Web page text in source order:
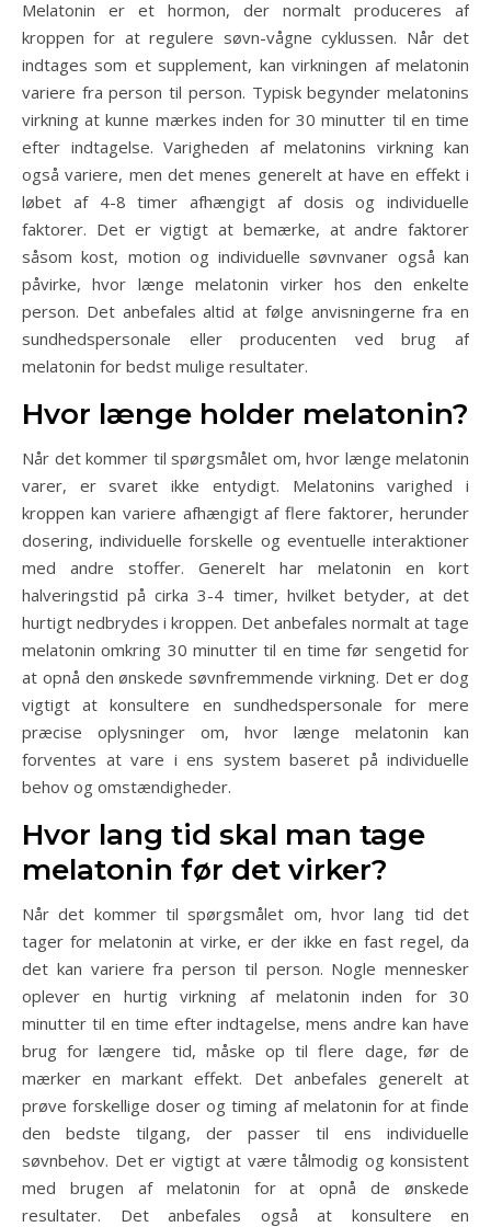
Melatonin er et hormon, der normalt produceres af
kroppen for at regulere søvn-vågne cyklussen. Når det
indtages som et supplement, kan virkningen af melatonin
variere fra person til person. Typisk begynder melatonins
virkning at kunne mærkes inden for 30 minutter til en time
efter indtagelse. Varigheden af melatonins virkning kan
også variere, men det menes generelt at have en effekt i
løbet af 4-8 timer afhængigt af dosis og individuelle
faktorer. Det er vigtigt at bemærke, at andre faktorer
såsom kost, motion og individuelle søvnvaner også kan
påvirke, hvor længe melatonin virker hos den enkelte
person. Det anbefales altid at følge anvisningerne fra en
sundhedspersonale eller producenten ved brug af
melatonin for bedst mulige resultater.
Hvor længe holder melatonin?
Når det kommer til spørgsmålet om, hvor længe melatonin
varer, er svaret ikke entydigt. Melatonins varighed i
kroppen kan variere afhængigt af flere faktorer, herunder
dosering, individuelle forskelle og eventuelle interaktioner
med andre stoffer. Generelt har melatonin en kort
halveringstid på cirka 3-4 timer, hvilket betyder, at det
hurtigt nedbrydes i kroppen. Det anbefales normalt at tage
melatonin omkring 30 minutter til en time før sengetid for
at opnå den ønskede søvnfremmende virkning. Det er dog
vigtigt at konsultere en sundhedspersonale for mere
præcise oplysninger om, hvor længe melatonin kan
forventes at vare i ens system baseret på individuelle
behov og omstændigheder.
Hvor lang tid skal man tage
melatonin før det virker?
Når det kommer til spørgsmålet om, hvor lang tid det
tager for melatonin at virke, er der ikke en fast regel, da
det kan variere fra person til person. Nogle mennesker
oplever en hurtig virkning af melatonin inden for 30
minutter til en time efter indtagelse, mens andre kan have
brug for længere tid, måske op til flere dage, før de
mærker en markant effekt. Det anbefales generelt at
prøve forskellige doser og timing af melatonin for at finde
den bedste tilgang, der passer til ens individuelle
søvnbehov. Det er vigtigt at være tålmodig og konsistent
med brugen af melatonin for at opnå de ønskede
resultater. Det anbefales også at konsultere en